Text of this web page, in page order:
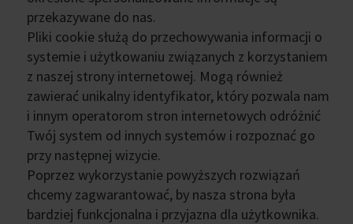
przekazywane do nas.
Pliki cookie służą do przechowywania informacji o
systemie i użytkowaniu związanych z korzystaniem
z naszej strony internetowej. Mogą również
zawierać unikalny identyfikator, który pozwala nam
i innym operatorom stron internetowych odróżnić
Twój system od innych systemów i rozpoznać go
przy następnej wizycie.
Poprzez wykorzystanie powyższych rozwiązań
chcemy zagwarantować, by nasza strona była
bardziej funkcjonalna i przyjazna dla użytkownika.